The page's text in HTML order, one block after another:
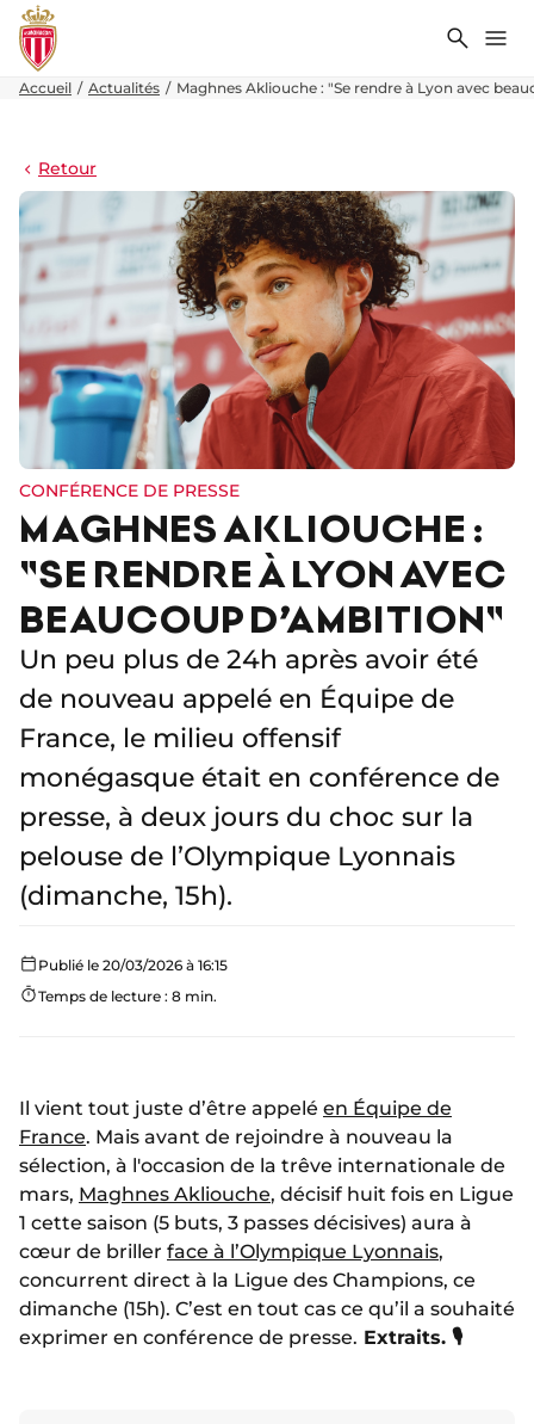
Accueil Actualités Maghnes Akliouche : "Se rendre à Lyon avec
Retour
CONFÉRENCE DE PRESSE
MAGHNES AKLIOUCHE :
"SE RENDRE À LYON AVEC
BEAUCOUP D’AMBITION"
Un peu plus de 24h après avoir été
de nouveau appelé en Équipe de
France, le milieu offensif
monégasque était en conférence de
presse, à deux jours du choc sur la
pelouse de l’Olympique Lyonnais
(dimanche, 15h).
Publié le 20/03/2026 à 16:15
Temps de lecture : 8 min.
Il vient tout juste d’être appelé en Équipe de
France. Mais avant de rejoindre à nouveau la
sélection, à l'occasion de la trêve internationale de
mars, Maghnes Akliouche, décisif huit fois en Ligue
1 cette saison (5 buts, 3 passes décisives) aura à
cœur de briller face à l’Olympique Lyonnais,
concurrent direct à la Ligue des Champions, ce
dimanche (15h). C’est en tout cas ce qu’il a souhaité
exprimer en conférence de presse. Extraits. 🎙️